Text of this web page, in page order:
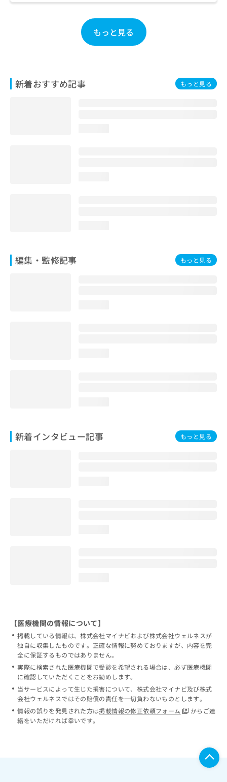
もっと見る
新着おすすめ記事 もっと見る
編集・監修記事 もっと見る
新着インタビュー記事 もっと見る
こ
ち
【医療機関の情報について】
掲載している情報は、株式会社マイナビおよび株式会社ウェルネスが
独自に収集したものです。正確な情報に努めておりますが、内容を完
全に保証するものではありません。
実際に検索された医療機関で受診を希望される場合は、必ず医療機関
に確認していただくことをお勧めします。
当サービスによって生じた損害について、株式会社マイナビ及び株式
会社ウェルネスではその賠償の責任を一切負わないものとします。
情報の誤りを発見された方は掲載情報の修正依頼フォーム
からご連
絡をいただければ幸いです。